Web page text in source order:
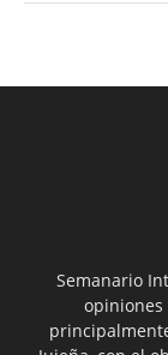
Semanario
opiniones